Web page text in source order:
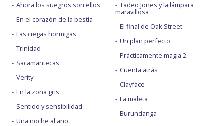
Ahora los suegros son ellos
En el corazón de la bestia
Las ciegas hormigas
Trinidad
Sacamantecas
Verity
En la zona gris
Sentido y sensibilidad
Una noche al año
Tadeo Jones y la lámpara
maravillosa
El final de Oak Street
Un plan perfecto
Prácticamente magia 2
Cuenta atrás
Clayface
La maleta
Burundanga